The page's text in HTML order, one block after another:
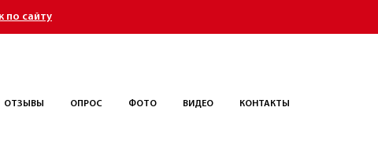
по сайту
ОТЗЫВЫ ОПРОС ФОТО ВИДЕО КОНТАКТЫ